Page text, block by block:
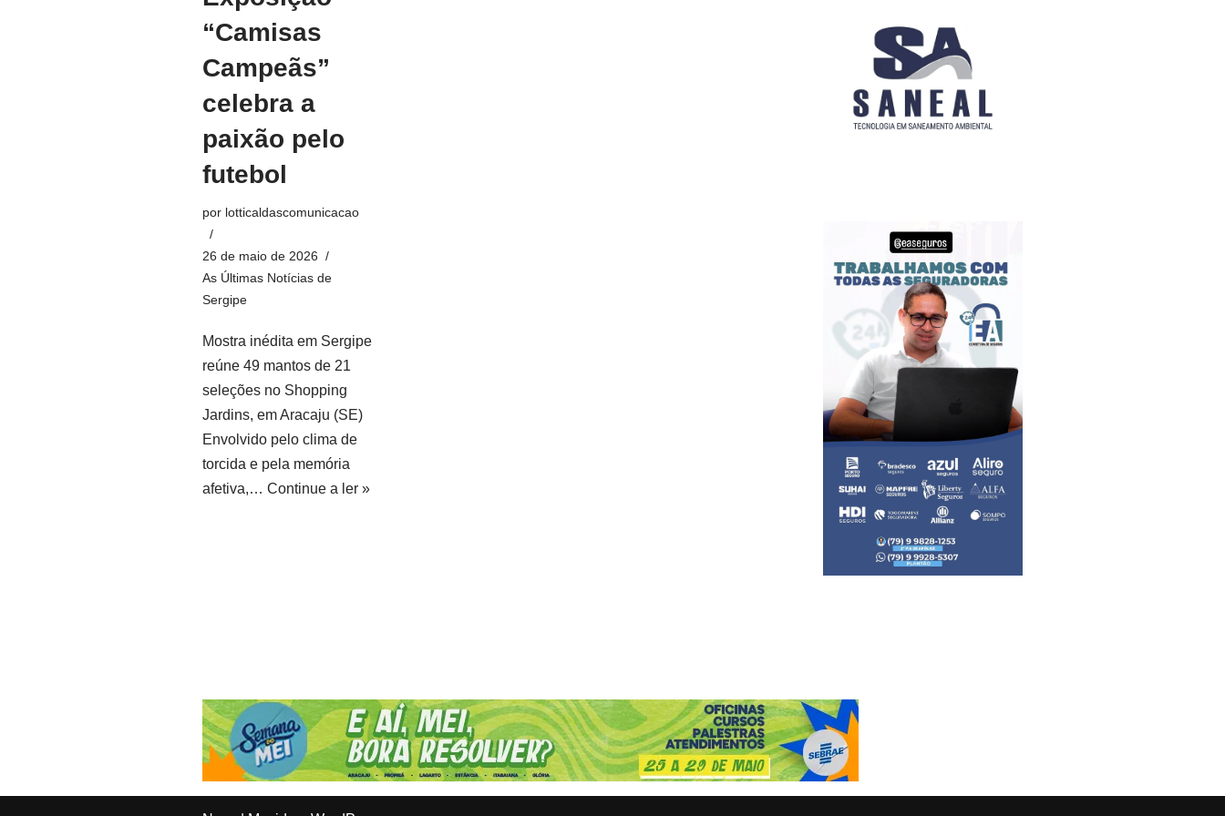
“Camisas
Campeãs”
celebra a
paixão pelo
futebol
por lotticaldascomunicacao
26 de maio de 2026
As Últimas Notícias de
Sergipe
Mostra inédita em Sergipe
reúne 49 mantos de 21
seleções no Shopping
Jardins, em Aracaju (SE)
Envolvido pelo clima de
torcida e pela memória
afetiva,… Continue a ler »